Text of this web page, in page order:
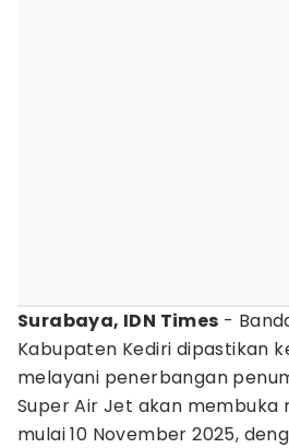
Surabaya, IDN Times -
Kabupaten Kediri dipastikan
melayani penerbangan
Super Air Jet akan
mulai 10 November 2025,